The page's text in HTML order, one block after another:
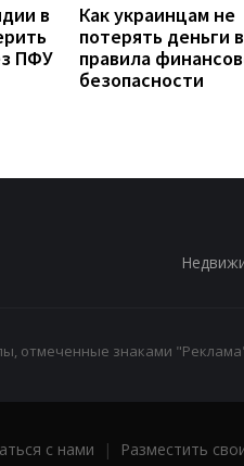
в
ПФУ
Как украинцам не
потерять деньги
правила
безопасности
отмеченные знаками
с нами | Разместить